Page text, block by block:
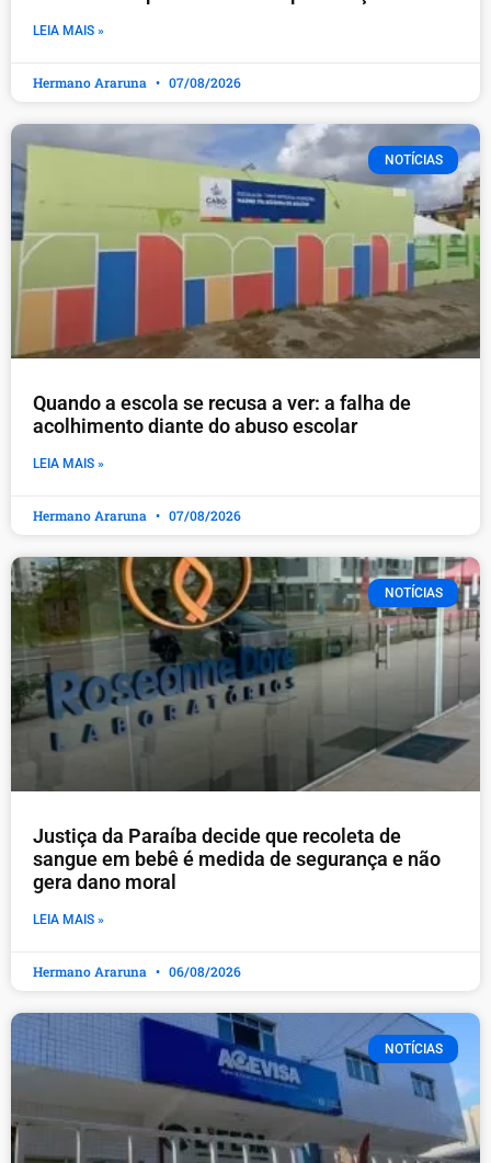
LEIA MAIS »
Hermano Araruna 07/08/2026
NOTÍCIAS
Quando a escola se recusa a ver: a falha de
acolhimento diante do abuso escolar
LEIA MAIS »
Hermano Araruna 07/08/2026
NOTÍCIAS
Justiça da Paraíba decide que recoleta de
sangue em bebê é medida de segurança e não
gera dano moral
LEIA MAIS »
Hermano Araruna 06/08/2026
NOTÍCIAS